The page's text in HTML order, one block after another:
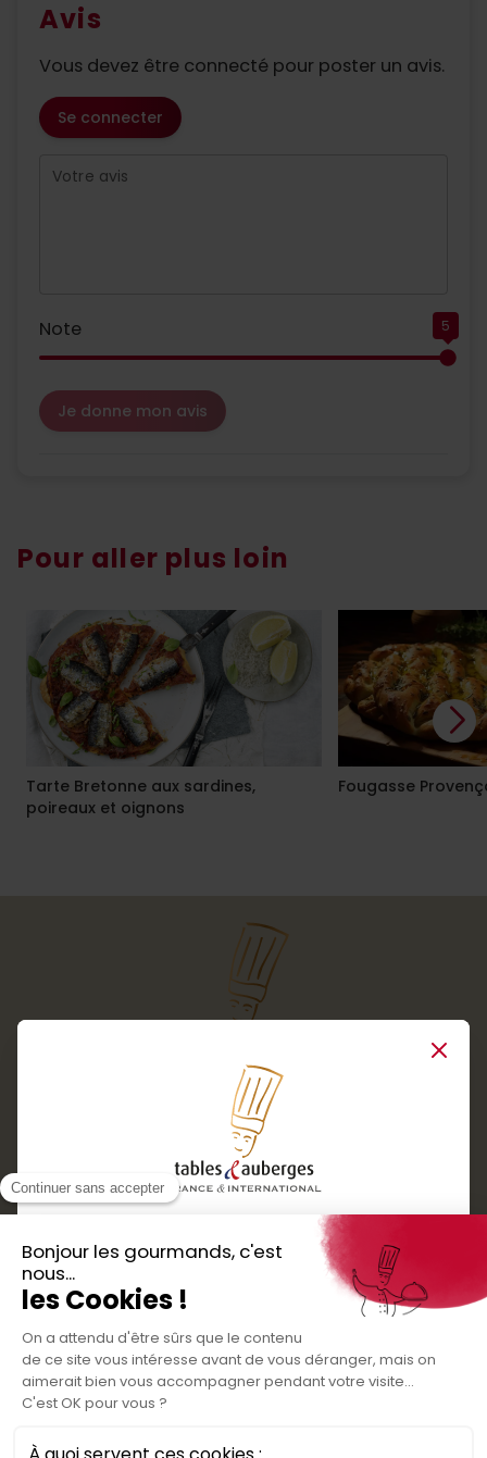
Avis
Vous devez être connecté pour poster un avis.
Se connecter
Votre avis
Note 5
Je donne mon avis
Pour aller plus loin
Tarte Bretonne aux sardines,
poireaux et oignons
Fougasse
Services
Routes gourmandes
Partenaires
Presse
Créer votre espace personnel
Informations légales
Politique de confidentialité des données
Close
Téléchargez
l'application gratuite !
Nos bons plans et découvertes
gourmandes à vivre en famille et entre
amis